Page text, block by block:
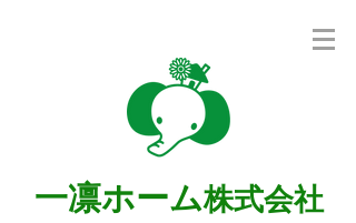
一凛ホーム株式会社